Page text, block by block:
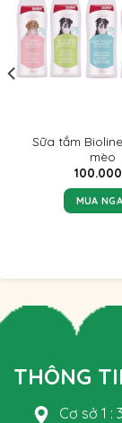
Sữa tắm
mèo
100.000
MUA
THÔNG
Cơ sở 1 :